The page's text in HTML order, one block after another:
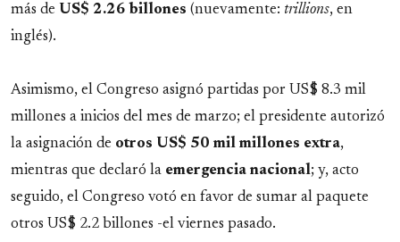
más de US$ 2.26 billones (nuevamente: trillions, en
inglés).
Asimismo, el Congreso asignó partidas por US$ 8.3 mil
millones a inicios del mes de marzo; el presidente autorizó
la asignación de otros US$ 50 mil millones extra,
mientras que declaró la emergencia nacional; y, acto
seguido, el Congreso votó en favor de sumar al paquete
otros US$ 2.2 billones -el viernes pasado.